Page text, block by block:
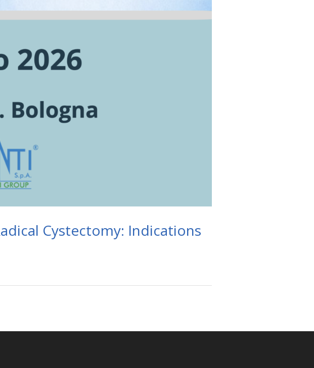
Cystectomy: Indications